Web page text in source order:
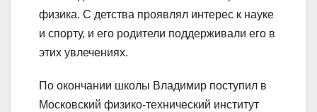
физика. С детства проявлял интерес к науке
и спорту, и его родители поддерживали его в
этих увлечениях.
По окончании школы Владимир поступил в
Московский физико-технический институт